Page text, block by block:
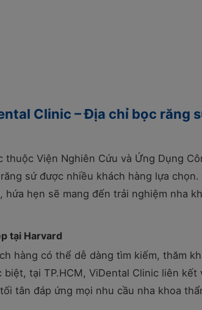
Clinic – Địa chỉ bọc răng
Viện Nghiên Cứu và Ứng Dụng
sứ được nhiều khách hàng lựa
hẹn sẽ mang đến trải nghiệm nha
tại Harvard
hàng có thể dễ dàng tìm kiếm, thăm
tại TP.HCM, ViDental Clinic liên kết
tân đáp ứng mọi nhu cầu nha khoa